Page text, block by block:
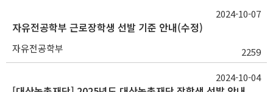
자유전공학부 근로장학생 선발 기준 안내(수정)
자유전공학부 2259
2024-10-07
2024-10-04